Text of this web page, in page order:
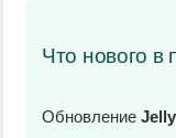
Что нового в
Обновление